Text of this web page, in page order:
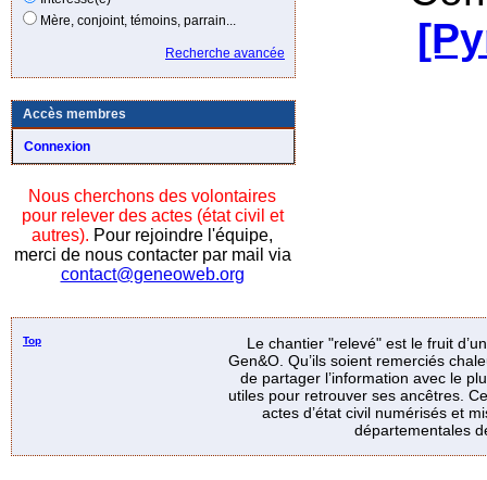
Mère, conjoint, témoins, parrain...
Recherche avancée
Accès membres
Connexion
Nous cherchons des volontaires
pour relever des actes (état civil et
autres). Pour rejoindre l'équipe,
merci de nous contacter par mail via
contact@geneoweb.org
Top
Le chantier "relevé" est le fruit
Gen&O. Qu’ils soient remerciés
de partager l’information avec le
utiles pour retrouver ses ancêtres.
actes d’état civil numérisés et
départementales